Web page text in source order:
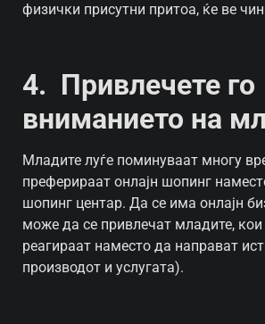
физички присутни притоа, ќе ве
4. Привлечете го
вниманието на
Младите луѓе поминуваат многу
преферираат онлајн шопинг
шопинг центар. Да се има онлајн
може да се привлечат младите,
реагираат наместо да направат
производот и услугата).